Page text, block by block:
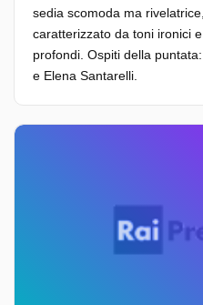
sedia scomoda ma
caratterizzato da toni ironici
profondi. Ospiti della
e Elena Santarelli.